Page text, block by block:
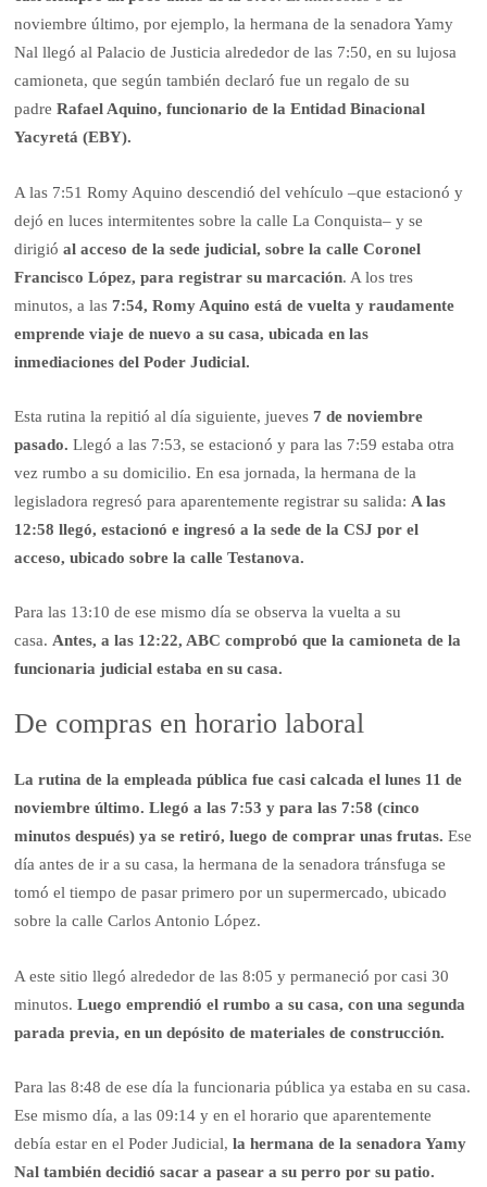
noviembre último, por ejemplo, la hermana de la senadora Yamy
Nal llegó al Palacio de Justicia alrededor de las 7:50, en su lujosa
camioneta, que según también declaró fue un regalo de su
padreRafael Aquino, funcionario de la Entidad Binacional
Yacyretá (EBY).
A las 7:51 Romy Aquino descendió del vehículo –que estacionó y
dejó en luces intermitentes sobre la calle La Conquista– y se
dirigióal acceso de la sede judicial, sobre la calle Coronel
Francisco López, para registrar su marcación. A los tres
minutos, a las7:54, Romy Aquino está de vuelta y raudamente
emprende viaje de nuevo a su casa, ubicada en las
inmediaciones del Poder Judicial.
Esta rutina la repitió al día siguiente, jueves 7 de noviembre
pasado. Llegó a las 7:53, se estacionó y para las 7:59 estaba otra
vez rumbo a su domicilio. En esa jornada, la hermana de la
legisladora regresó para aparentemente registrar su salida: A las
12:58 llegó, estacionó e ingresó a la sede de la CSJ por el
acceso, ubicado sobre la calle Testanova.
Para las 13:10 de ese mismo día se observa la vuelta a su
casa.Antes, a las 12:22, ABC comprobó que la camioneta de la
funcionaria judicial estaba en su casa.
De compras en horario laboral
La rutina de la empleada pública fue casi calcada el lunes 11 de
noviembre último. Llegó a las 7:53 y para las 7:58 (cinco
minutos después) ya se retiró, luego de comprar unas frutas. Ese
día antes de ir a su casa, la hermana de la senadora tránsfuga se
tomó el tiempo de pasar primero por un supermercado, ubicado
sobre la calle Carlos Antonio López.
A este sitio llegó alrededor de las 8:05 y permaneció por casi 30
minutos.Luego emprendió el rumbo a su casa, con una segunda
parada previa, en un depósito de materiales de construcción.
Para las 8:48 de ese día la funcionaria pública ya estaba en su casa.
Ese mismo día, a las 09:14 y en el horario que aparentemente
debía estar en el Poder Judicial, la hermana de la senadora Yamy
Nal también decidió sacar a pasear a su perro por su patio.